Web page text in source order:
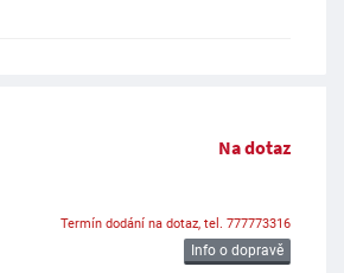
Na dotaz
Termín dodání na dotaz, tel. 777773316
Info o dopravě